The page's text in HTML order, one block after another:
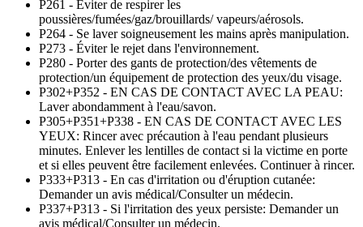
P261 - Éviter de respirer les
poussières/fumées/gaz/brouillards/ vapeurs/aérosols.
P264 - Se laver soigneusement les mains après manipulation.
P273 - Éviter le rejet dans l'environnement.
P280 - Porter des gants de protection/des vêtements de
protection/un équipement de protection des yeux/du visage.
P302+P352 - EN CAS DE CONTACT AVEC LA PEAU:
Laver abondamment à l'eau/savon.
P305+P351+P338 - EN CAS DE CONTACT AVEC LES
YEUX: Rincer avec précaution à l'eau pendant plusieurs
minutes. Enlever les lentilles de contact si la victime en porte
et si elles peuvent être facilement enlevées. Continuer à rincer.
P333+P313 - En cas d'irritation ou d'éruption cutanée:
Demander un avis médical/Consulter un médecin.
P337+P313 - Si l'irritation des yeux persiste: Demander un
avis médical/Consulter un médecin.